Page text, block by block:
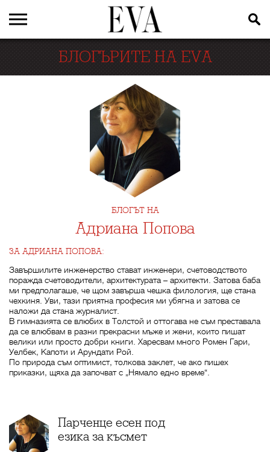
БЛОГЪРИТЕ НА EVA
БЛОГЪТ НА
Адриана Попова
ЗА АДРИАНА ПОПОВА:
Завършилите инженерство стават инженери, счетоводството
поражда счетоводители, архитектурата – архитекти. Затова баба
ми предполагаше, че щом завърша чешка филология, ще стана
чехкиня. Уви, тази приятна професия ми убягна и затова се
наложи да стана журналист.
В гимназията се влюбих в Толстой и оттогава не съм преставала
да се влюбвам в разни прекрасни мъже и жени, които пишат
велики или просто добри книги. Харесвам много Ромен Гари,
Уелбек, Капоти и Арундати Рой.
По природа съм оптимист, толкова заклет, че ако пишех
приказки, щяха да започват с „Нямало едно време“.
Парченце есен под
езика за късмет